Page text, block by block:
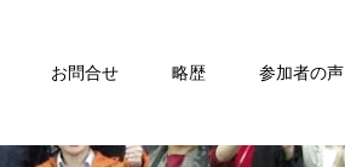
お問合せ 略歴 参加者の声